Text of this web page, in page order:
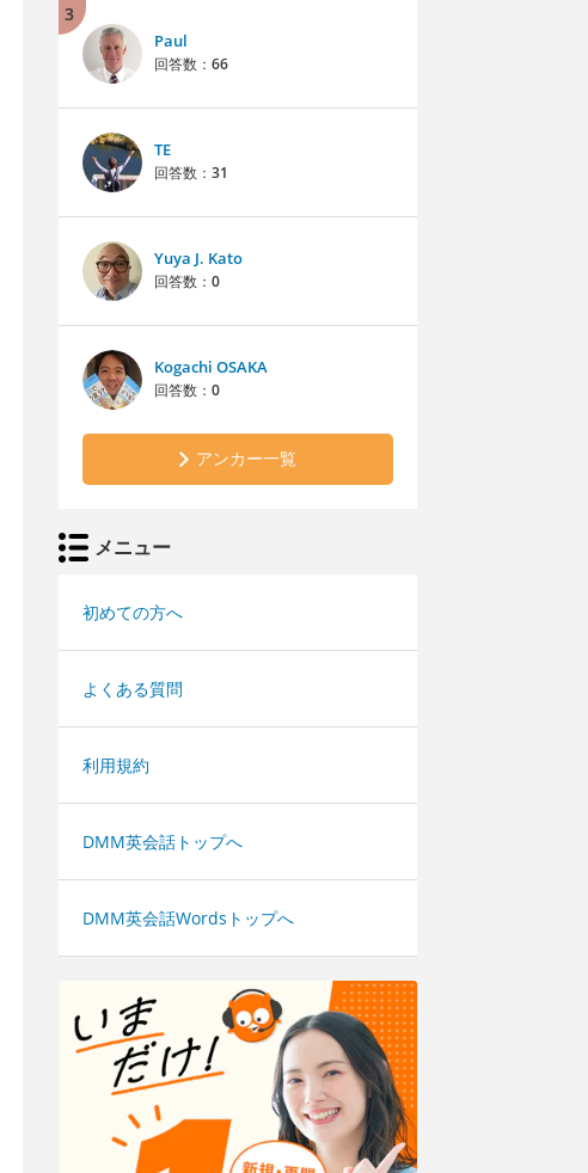
3
Paul
回答数： 66
TE
回答数： 31
Yuya J. Kato
回答数： 0
Kogachi OSAKA
回答数： 0
アンカー一覧
メニュー
初めての方へ
よくある質問
利用規約
DMM英会話トップへ
DMM英会話Wordsトップへ